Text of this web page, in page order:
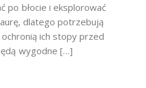
po błocie i eksplorować
dlatego potrzebują
ich stopy przed
wygodne […]